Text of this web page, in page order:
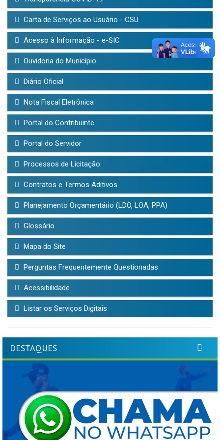
Carta de Serviços ao Usuário - CSU
Acesso à Informação - e-SIC
Ouvidoria do Município
Diário Oficial
Nota Fiscal Eletrônica
Portal do Contribuinte
Portal do Servidor
Processos de Licitação
Contratos e Termos Aditivos
Planejamento Orçamentário (LDO, LOA, PPA)
Glossário
Mapa do Site
Perguntas Frequentemente Questionadas
Acessibilidade
Listar os Serviços Digitais
DESTAQUES